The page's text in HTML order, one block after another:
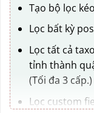
Tạo bộ lọc
Lọc bất kỳ
Lọc tất cả
tỉnh thành
(Tối đa 3 cấp.)
Lọc custom